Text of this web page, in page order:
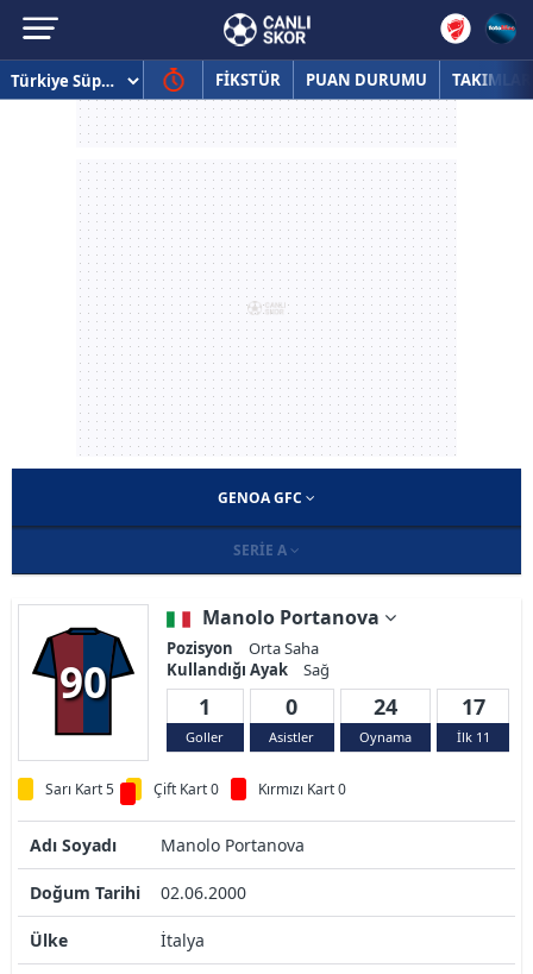
FİKSTÜR PUAN DURUMU TAKIMLAR
GENOA GFC
SERIE A
90
Manolo Portanova
Pozisyon
Orta Saha
Kullandığı Ayak
Sağ
1
Goller
0
Asistler
24
Oynama
17
İlk 11
Sarı Kart 5 Çift Kart 0 Kırmızı Kart 0
Adı Soyadı Manolo Portanova
Doğum Tarihi 02.06.2000
Ülke İtalya